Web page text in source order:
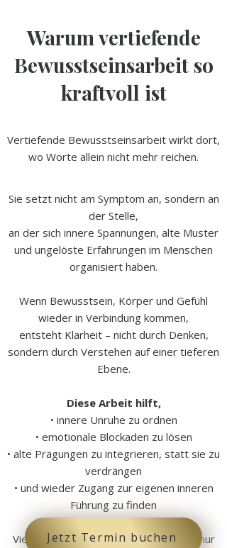
Warum vertiefende
Bewusstseinsarbeit so
kraftvoll ist
Vertiefende Bewusstseinsarbeit wirkt dort,
wo Worte allein nicht mehr reichen.
Sie setzt nicht am Symptom an, sondern an
der Stelle,
an der sich innere Spannungen, alte Muster
und ungelöste Erfahrungen im Menschen
organisiert haben.
Wenn Bewusstsein, Körper und Gefühl
wieder in Verbindung kommen,
entsteht Klarheit – nicht durch Denken,
sondern durch Verstehen auf einer tieferen
Ebene.
Diese Arbeit hilft,
• innere Unruhe zu ordnen
• emotionale Blockaden zu lösen
• alte Prägungen zu integrieren, statt sie zu
verdrängen
• und wieder Zugang zur eigenen inneren
Führung zu finden
Viele Menschen erleben dadurch nicht nur
Jetzt Termin buchen